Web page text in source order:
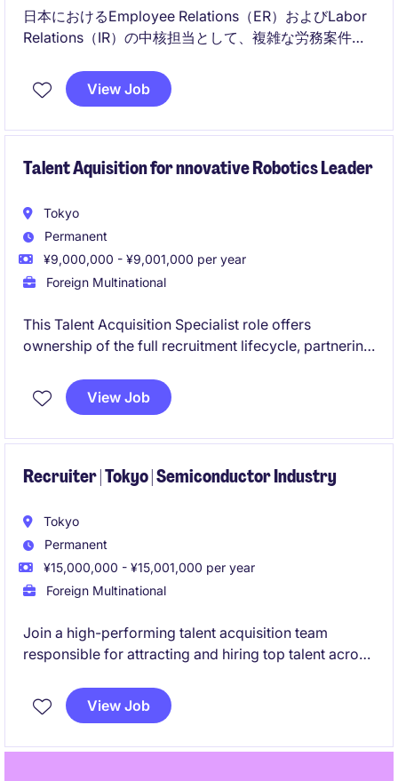
日本におけるEmployee Relations（ER）およびLabor
Relations（IR）の中核担当として、複雑な労務案件や
す。グローバルHR・法務・コンプライアンスと連携し
ながら、公正で働きがいのある職場環境づくりを推進
View Job
Talent Aquisition for nnovative Robotics Leader
Tokyo
Permanent
¥9,000,000 - ¥9,001,000 per year
Foreign Multinational
This Talent Acquisition Specialist role offers
ownership of the full recruitment lifecycle, partnering
an excellent opportunity for a recruiter who thrives in
a fast-paced environment and enjoys building
View Job
Recruiter | Tokyo | Semiconductor Industry
Tokyo
Permanent
¥15,000,000 - ¥15,001,000 per year
Foreign Multinational
Join a high-performing talent acquisition team
responsible for attracting and hiring top talent across
stakeholder partnership, market intelligence, and
recruitment project leadership within a global
View Job